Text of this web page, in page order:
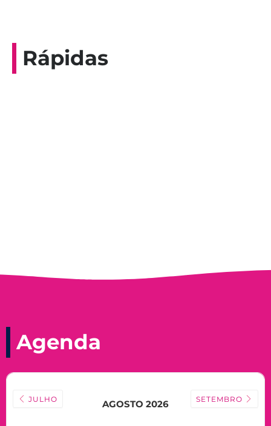
Rápidas
Agenda
JULHO AGOSTO 2026 SETEMBRO